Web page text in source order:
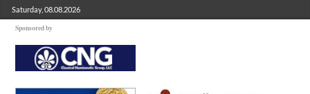
Saturday, 08.08.2026
Sponsored by